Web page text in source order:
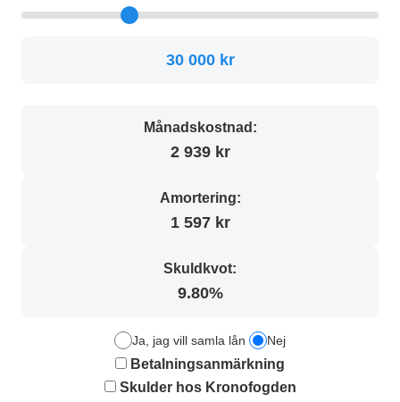
30 000 kr
Månadskostnad:
2 939 kr
Amortering:
1 597 kr
Skuldkvot:
9.80%
Ja, jag vill samla lån Nej
Betalningsanmärkning
Skulder hos Kronofogden